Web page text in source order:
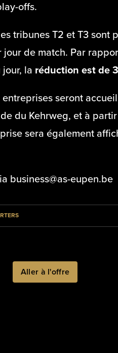
offs.
tribunes T2 et T3 sont
de match. Par
la réduction est de
seront
du Kehrweg, et à
sera également
business@as-eupen.be
Aller à l'offre